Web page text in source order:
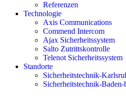
Referenzen
Technologie
Axis Communications
Commend Intercom
Ajax Sicherheitssystem​
Salto Zutrittskontrolle
Telenot Sicherheitssystem
Standorte
Sicherheitstechnik-
Sicherheitstechnik-Baden-